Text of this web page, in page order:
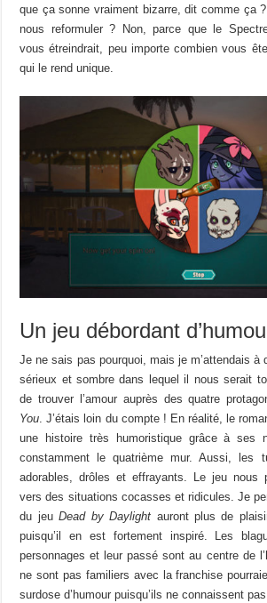
que ça sonne vraiment bizarre, dit comme ça
nous reformuler ? Non, parce que le
vous étreindrait, peu importe combien vous
qui le rend unique.
Un jeu débordant
Je ne sais pas pourquoi, mais je m’attendais à
sérieux et sombre dans lequel il nous serait
de trouver l’amour auprès des quatre
You . J’étais loin du compte ! En réalité, le
une histoire très humoristique grâce à ses
constamment le quatrième mur. Aussi, les
adorables, drôles et effrayants. Le jeu nous
vers des situations cocasses et ridicules. Je
du jeuDead by Daylight auront plus de
puisqu’il en est fortement inspiré. Les
personnages et leur passé sont au centre de
ne sont pas familiers avec la franchise
surdose d’humour puisqu’ils ne connaissent